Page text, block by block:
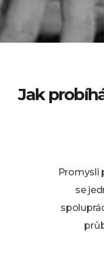
Jak
Promysli
se